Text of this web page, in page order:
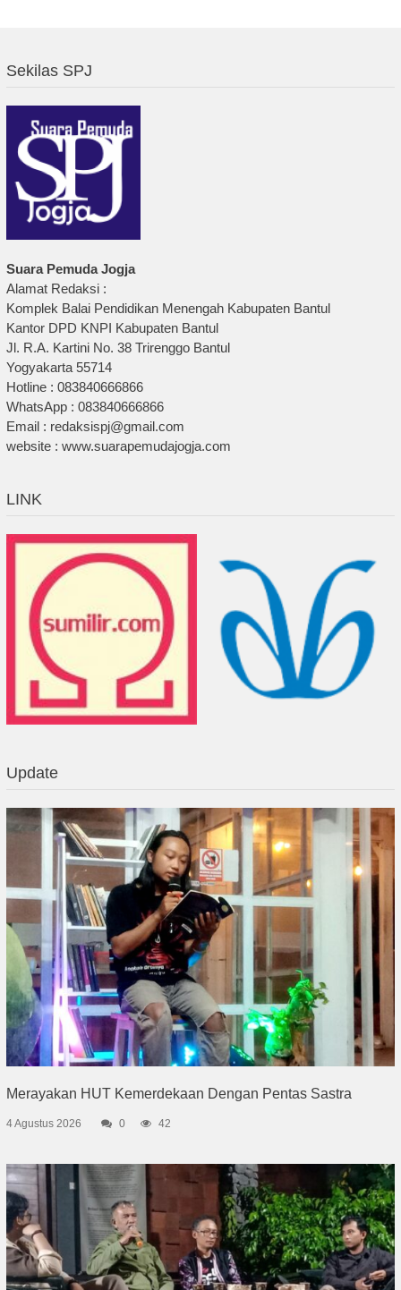
Sekilas SPJ
Suara Pemuda Jogja
Alamat Redaksi :
Komplek Balai Pendidikan Menengah Kabupaten Bantul
Kantor DPD KNPI Kabupaten Bantul
Jl. R.A. Kartini No. 38 Trirenggo Bantul
Yogyakarta 55714
Hotline : 083840666866
WhatsApp : 083840666866
Email : redaksispj@gmail.com
website : www.suarapemudajogja.com
LINK
Update
Merayakan HUT Kemerdekaan Dengan Pentas Sastra
4 Agustus 2026 0 42